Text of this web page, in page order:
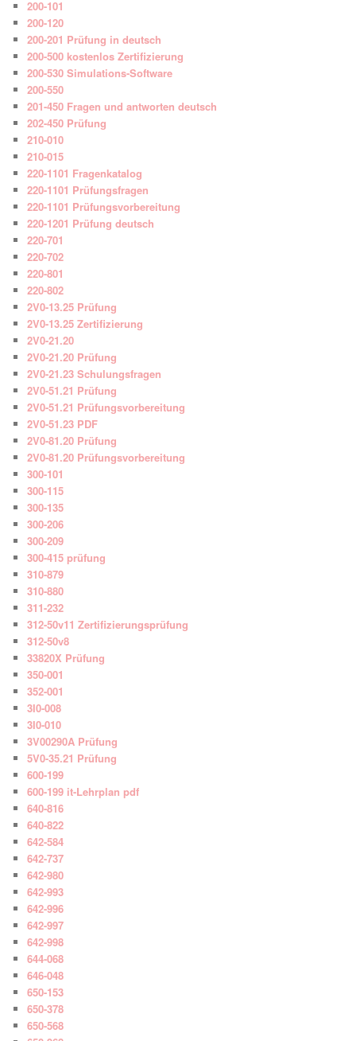
200-101
200-120
200-201 Prüfung in deutsch
200-500 kostenlos Zertifizierung
200-530 Simulations-Software
200-550
201-450 Fragen und antworten deutsch
202-450 Prüfung
210-010
210-015
220-1101 Fragenkatalog
220-1101 Prüfungsfragen
220-1101 Prüfungsvorbereitung
220-1201 Prüfung deutsch
220-701
220-702
220-801
220-802
2V0-13.25 Prüfung
2V0-13.25 Zertifizierung
2V0-21.20
2V0-21.20 Prüfung
2V0-21.23 Schulungsfragen
2V0-51.21 Prüfung
2V0-51.21 Prüfungsvorbereitung
2V0-51.23 PDF
2V0-81.20 Prüfung
2V0-81.20 Prüfungsvorbereitung
300-101
300-115
300-135
300-206
300-209
300-415 prüfung
310-879
310-880
311-232
312-50v11 Zertifizierungsprüfung
312-50v8
33820X Prüfung
350-001
352-001
3I0-008
3I0-010
3V00290A Prüfung
5V0-35.21 Prüfung
600-199
600-199 it-Lehrplan pdf
640-816
640-822
642-584
642-737
642-980
642-993
642-996
642-997
642-998
644-068
646-048
650-153
650-378
650-568